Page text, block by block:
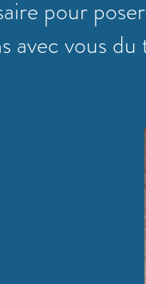
pour
avec vous